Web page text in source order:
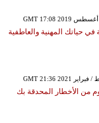
حياتك المهنية والعاطفية
من الأخطار المحدقة بك